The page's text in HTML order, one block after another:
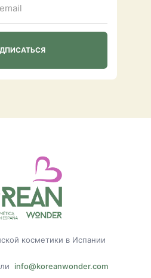
косметики в Испании
info@koreanwonder.com